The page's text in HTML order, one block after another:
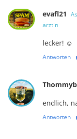
evafl21
ärztin
lecker! ☺️
Antworten
endlich,
Antworten